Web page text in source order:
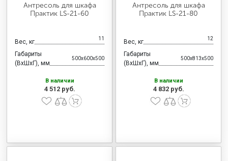
Антресоль для шкафа
Практик LS-21-60
Вес, кг 11
Габариты
(ВхШхГ), мм
500x600x500
В наличии
4 512 руб.
Антресоль для шкафа
Практик LS-21-80
Вес, кг 12
Габариты
(ВхШхГ), мм
500x813x500
В наличии
4 832 руб.